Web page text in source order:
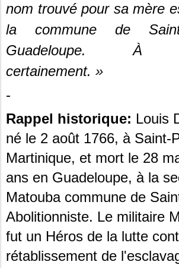
nom trouvé pour sa mère
la commune de
certainement. »
-
Rappel historique: Louis
né le 2 août 1766, à Saint-
Martinique, et mort le 28
ans en Guadeloupe, à la
Matouba commune de
Abolitionniste. Le militaire
fut un Héros de la lutte
rétablissement de